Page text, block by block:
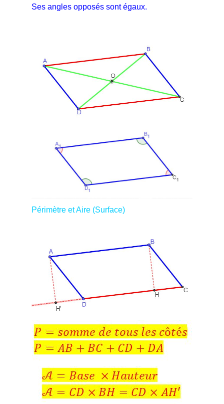
Ses angles opposés sont égaux.
Périmètre et Aire (Surface)